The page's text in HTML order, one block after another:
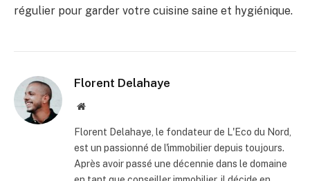
régulier pour garder votre cuisine saine et hygiénique.
Florent Delahaye
Site
Florent Delahaye, le fondateur de L'Eco du Nord,
est un passionné de l'immobilier depuis toujours.
Après avoir passé une décennie dans le domaine